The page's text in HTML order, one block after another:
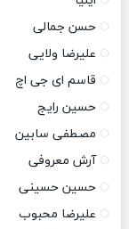
حسن جمالی
علیرضا ولایی
قاسم ای جی اچ
حسین رایج
مصطفی سابین
آرش معروفی
حسین حسینی
علیرضا محبوب